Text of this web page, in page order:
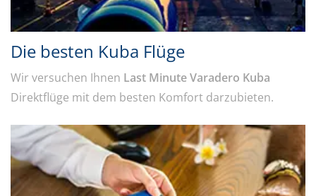
Die besten Kuba Flüge
Wir versuchen Ihnen Last Minute Varadero Kuba
Direktflüge mit dem besten Komfort darzubieten.